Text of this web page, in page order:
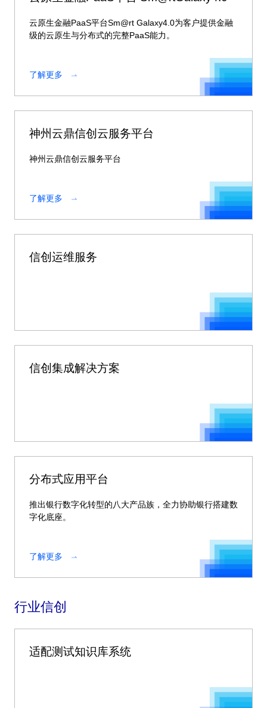
云原生金融PaaS平台Sm@rt Galaxy4.0为客户提供金融
级的云原生与分布式的完整PaaS能力。
了解更多
神州云鼎信创云服务平台
神州云鼎信创云服务平台
了解更多
信创运维服务
信创集成解决方案
分布式应用平台
推出银行数字化转型的八大产品族，全力协助银行搭建数
字化底座。
了解更多
行业信创
适配测试知识库系统